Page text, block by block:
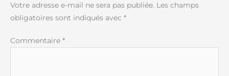
Votre adresse e-mail ne sera pas publiée. Les champs
obligatoires sont indiqués avec *
Commentaire *